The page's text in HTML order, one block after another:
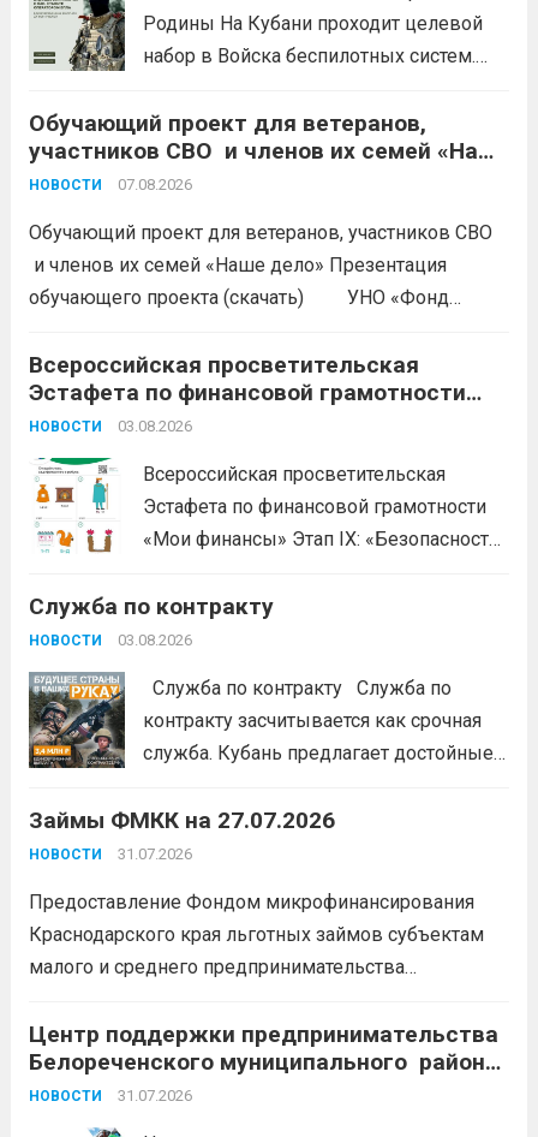
Родины На Кубани проходит целевой
набор в Войска беспилотных систем.
современную специальность,
востребованную в гражданской жизни.
Требования к кандидатам: возраст от 18
до 35); годность...
Обучающий проект для ветеранов,
участников СВО и членов их семей «Наше
дело»
НОВОСТИ 07.08.2026
Обучающий проект для ветеранов, участников СВО
и членов их семей «Наше дело» Презентация
обучающего проекта (скачать) УНО «Фонд
продолжается прием заявок на бесплатное участие в
обучающем проекте «Наше дело». Обучение
ориентировано на ветеранов боевых...
Всероссийская просветительская
Эстафета по финансовой грамотности
«Мои финансы»
НОВОСТИ 03.08.2026
Всероссийская просветительская
Эстафета по финансовой грамотности
«Мои финансы» Этап IX: «Безопасность
портале: моифинансы.рф
#ЭстафетаМоиФинансы
Служба по контракту
НОВОСТИ 03.08.2026
Служба по контракту Служба по
контракту засчитывается как срочная
служба. Кубань предлагает достойные
защиту Отечества:
единовременно;
каникулы;
сохранение места...Читать
дальше
Займы ФМКК на 27.07.2026
НОВОСТИ 31.07.2026
Предоставление Фондом микрофинансирования
Краснодарского края льготных займов субъектам
малого и среднего предпринимательства
5 млн. рублей Срок от 7 мес. до 36 мес. Процентная
ставка 0,1- 8,15 % годовых Возможно установление
льготного периода...
Центр поддержки предпринимательства
Белореченского муниципального района
Краснодарского края приглашает на
НОВОСТИ 31.07.2026